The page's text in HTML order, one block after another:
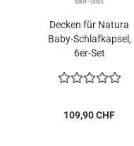
Decken für Natura
Baby-Schlafkapsel,
6er-Set
109,90 CHF